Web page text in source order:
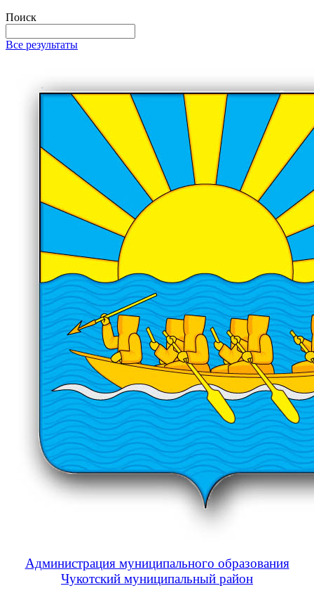
Поиск
Все результаты
Администрация муниципального образования
Чукотский муниципальный район